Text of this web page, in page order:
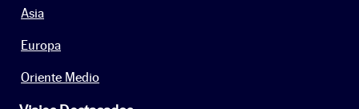
Asia
Europa
Oriente Medio